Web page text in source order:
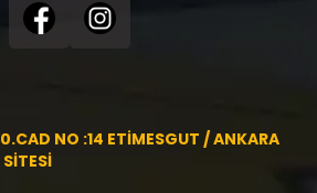
NO :14 ETİMESGUT / ANKARA